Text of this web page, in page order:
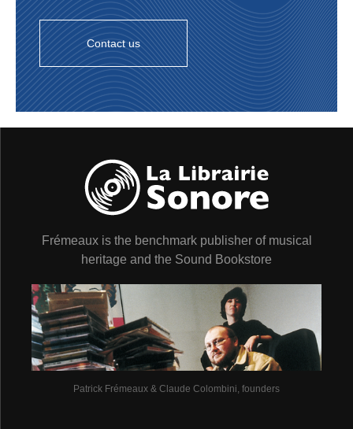
Contact us
Frémeaux is the benchmark publisher of musical
heritage and the Sound Bookstore
Patrick Frémeaux & Claude Colombini, founders